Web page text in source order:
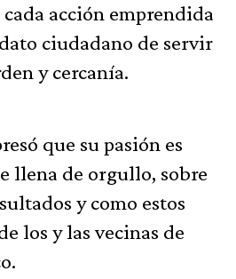
acción emprendida
ciudadano de servir
y cercanía.
que su pasión es
llena de orgullo, sobre
y como estos
los y las vecinas de